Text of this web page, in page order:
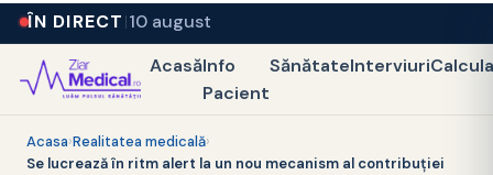
ÎN DIRECT 10 august
AcasăInfo
Pacient
SănătateInterviuri
Acasa›Realitatea medicală›
Se lucrează în ritm alert la un nou mecanism al contribuției